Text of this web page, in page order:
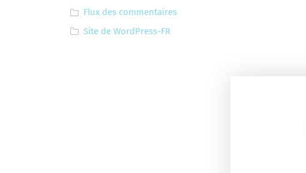
Flux des commentaires
Site de WordPress-FR